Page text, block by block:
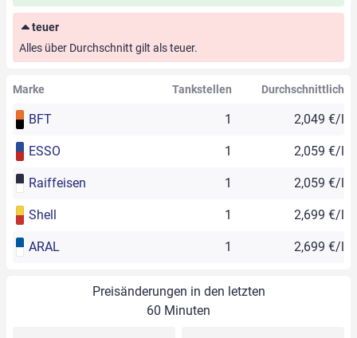
teuer
Alles über Durchschnitt gilt als teuer.
Marke Tankstellen Durchschnittlich
BFT 1 2,049 €/l
ESSO 1 2,059 €/l
Raiffeisen 1 2,059 €/l
Shell 1 2,699 €/l
ARAL 1 2,699 €/l
Preisänderungen in den letzten
60 Minuten